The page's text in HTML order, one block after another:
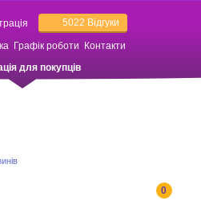
5022 Відгуки
Графік роботи
Контакти
для покупців
0